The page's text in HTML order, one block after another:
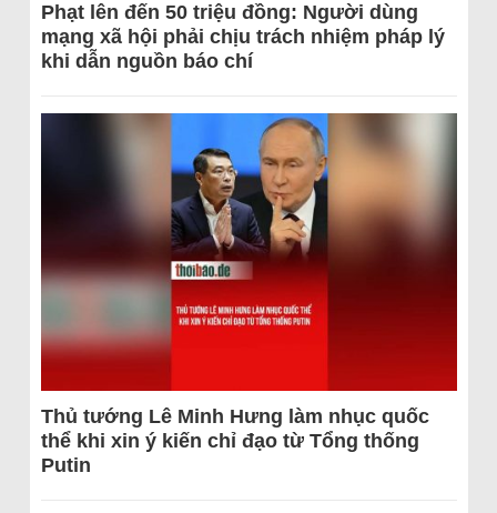
Phạt lên đến 50 triệu đồng: Người dùng
mạng xã hội phải chịu trách nhiệm pháp lý
khi dẫn nguồn báo chí
Thủ tướng Lê Minh Hưng làm nhục quốc
thể khi xin ý kiến chỉ đạo từ Tổng thống
Putin